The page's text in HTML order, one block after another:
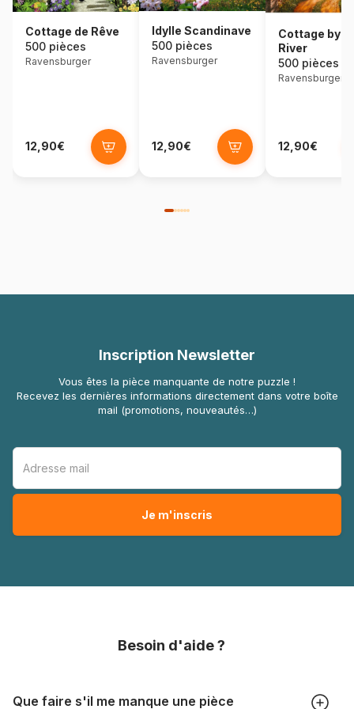
Cottage de Rêve
500 pièces
Ravensburger
12,90€
Idylle Scandinave
500 pièces
Ravensburger
12,90€
Cottage by
River
500 pièces
Ravensburger
12,90€
Inscription Newsletter
Vous êtes la pièce manquante de notre puzzle !
Recevez les dernières informations directement dans votre boîte
mail (promotions, nouveautés…)
Besoin d'aide ?
Que faire s'il me manque une pièce